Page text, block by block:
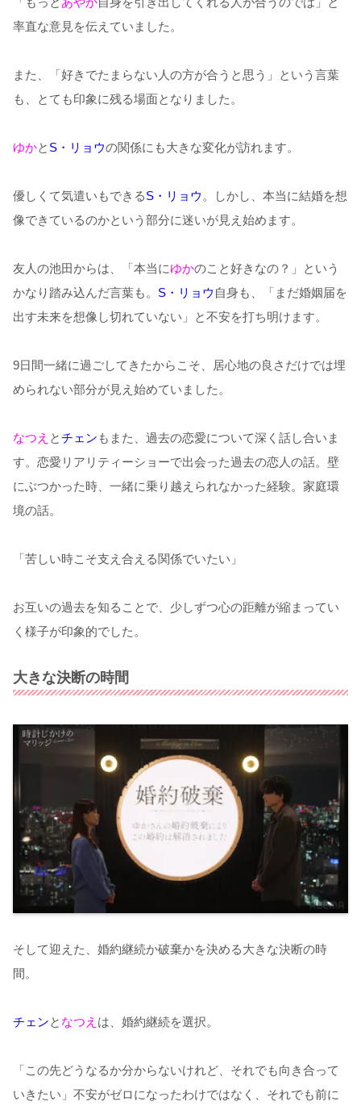
率直な意見を伝えていました。
また、「好きでたまらない人の方が合うと思う」という言葉
も、とても印象に残る場面となりました。
ゆかと S・リョウの関係にも大きな変化が訪れます。
優しくて気遣いもできるS・リョウ 。しかし、本当に結婚を想
像できているのかという部分に迷いが見え始めます。
友人の池田からは、「本当にゆかのこと好きなの？」という
かなり踏み込んだ言葉も。 S・リョウ 自身も、「まだ婚姻届を
出す未来を想像し切れていない」と不安を打ち明けます。
9日間一緒に過ごしてきたからこそ、居心地の良さだけでは埋
められない部分が見え始めていました。
なつえ とチェン もまた、過去の恋愛について深く話し合いま
す。恋愛リアリティーショーで出会った過去の恋人の話。壁
にぶつかった時、一緒に乗り越えられなかった経験。家庭環
境の話。
「苦しい時こそ支え合える関係でいたい」
お互いの過去を知ることで、少しずつ心の距離が縮まってい
く様子が印象的でした。
大きな決断の時間
そして迎えた、婚約継続か破棄かを決める大きな決断の時
間。
チェンと なつえ は、婚約継続を選択。
「この先どうなるか分からないけれど、それでも向き合って
いきたい」不安がゼロになったわけではなく、それでも前に